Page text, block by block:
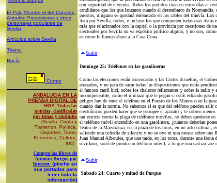
El Pali, Vicente el del Canasto,
Antoñito Procesiones y otros
personajes populares de
Sevilla
Artículos sobre Sevilla
Triana
Rocío
Correo
ANDALUCIA EN LA
PRENSA DIGITAL DE
HOY: Todas las
noticias, clasificadas
por temas y ciudades
(Sevilla, Copla y
Flamenco, Política,
Deportes, Toros,
Economía, Cultura,
etc)
Compre los libros de
Antonio Burgos por
Internet (pinche en
sus portadas para
tener toda la
información)
con seguridad de elección. Todos los partidos tiran en estos días al
candidatos que los que lanzaron cuando el desembarco de
puestos, ninguno se quedará embarcado en los cables del tranvía. Los
lista por Sevilla, todos, e incluso los que componen todas esas listas
más que relacionados con la capital o la provincia por cuestiones de
electorales por Sevilla no va expósito político alguno, y no son,
es como le llaman ahora a la Casa Cuna.
Subir
Domingo 25: Teléfonos en las gasolineras
Como las elecciones están convocadas y las Cortes disueltas, el
atrasados, y no para de sacar todas las disposiciones que tenía
el famoso carril bici, sobre los chalecos reflectantes y sobre la radio y
incomprensible, como el multazo que te pegan si estás echando
peligro hay de tener el teléfono en el Puesto de los Monos o en la
cuando dan la norma. No sabemos si es que del teléfono pueden
electrónicos pueden hacer que se estropee el aparato y te cobren
tan estricta contra la plaga de teléfonos móviles, no deben quedarse
el teléfono móvil encendido en una gasolinera, ¿cuántos deberían
Teatro de la Maestranza, en la plaza de los toros, en un acto cultural,
saliendo una cofradía de silencio y no se oye ni una mosca sobre una
Juan Manuel Albendea, que una tarde, en los toros, durante una
sevillano, sonó de pronto un teléfono móvil, a lo que una castiza voz
Subir
Sábado 24: Cuarto y mitad de Parque